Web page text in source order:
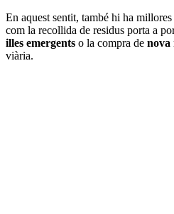
En aquest sentit, també hi ha
com la recollida de residus porta a
illes emergents o la compra de nova
viària.